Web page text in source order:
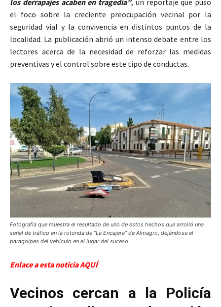
los derrapajes acaben en tragedia”, un reportaje que puso
el foco sobre la creciente preocupación vecinal por la
seguridad vial y la convivencia en distintos puntos de la
localidad. La publicación abrió un intenso debate entre los
lectores acerca de la necesidad de reforzar las medidas
preventivas y el control sobre este tipo de conductas.
Fotografía que muestra el resultado de uno de estos hechos que arrolló una
señal de tráfico en la rotonda de “La Encajera” de Almagro, dejándose el
paragolpes del vehículo en el lugar del suceso
Enlace a esta noticia AQUÍ
Vecinos cercan a la Policía